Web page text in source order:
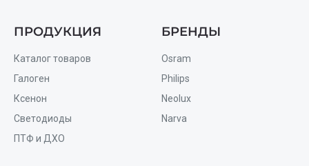
ПРОДУКЦИЯ
Каталог товаров
Галоген
Ксенон
Светодиоды
ПТФ и ДХО
БРЕНДЫ
Osram
Philips
Neolux
Narva